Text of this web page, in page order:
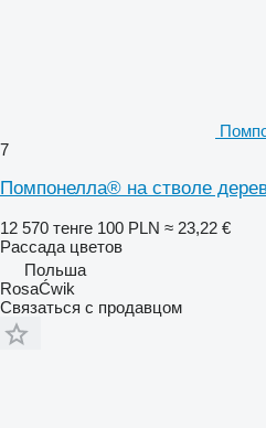
7
Помпонелла® на стволе
12 570 тенге 100 PLN ≈ 23,22 €
Рассада цветов
Польша
RosaĆwik
Связаться с продавцом